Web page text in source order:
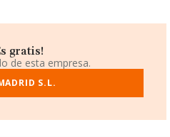
gratis!
de esta empresa.
S.L.